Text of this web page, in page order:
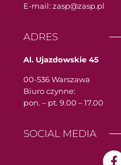
E-mail: zasp@zasp.pl
ADRES
Al. Ujazdowskie 45
00-536 Warszawa
Biuro czynne:
pon. – pt. 9.00 – 17.00
SOCIAL MEDIA